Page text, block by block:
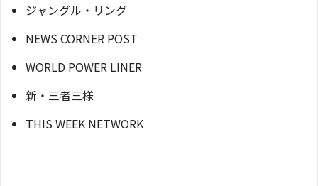
ジャングル・リング
NEWS CORNER POST
WORLD POWER LINER
新・三者三様
THIS WEEK NETWORK